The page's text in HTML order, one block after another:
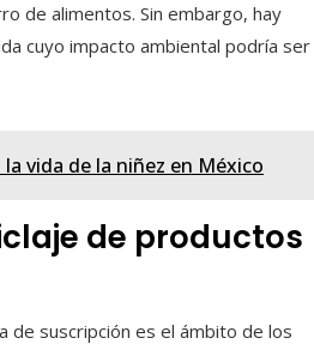
de alimentos. Sin embargo, hay
cuyo impacto ambiental podría ser
vida de la niñez en México
de productos
de suscripción es el ámbito de los